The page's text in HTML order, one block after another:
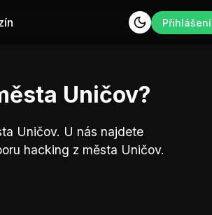
Přihlášení
Uničov?
Uničov. U nás najdete
hacking z města Uničov.